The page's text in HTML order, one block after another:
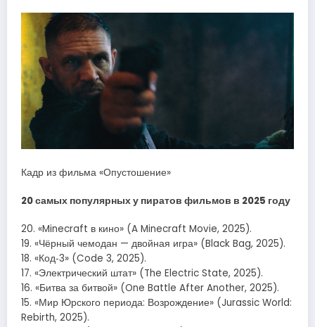
Кадр из фильма «Опустошение»
20 самых популярных у пиратов фильмов в 2025 году
20. «Minecraft в кино» (A Minecraft Movie, 2025).
19. «Чёрный чемодан — двойная игра» (Black Bag, 2025).
18. «Код‑3» (Code 3, 2025).
17. «Электрический штат» (The Electric State, 2025).
16. «Битва за битвой» (One Battle After Another, 2025).
15. «Мир Юрского периода: Возрождение» (Jurassic World:
Rebirth, 2025).